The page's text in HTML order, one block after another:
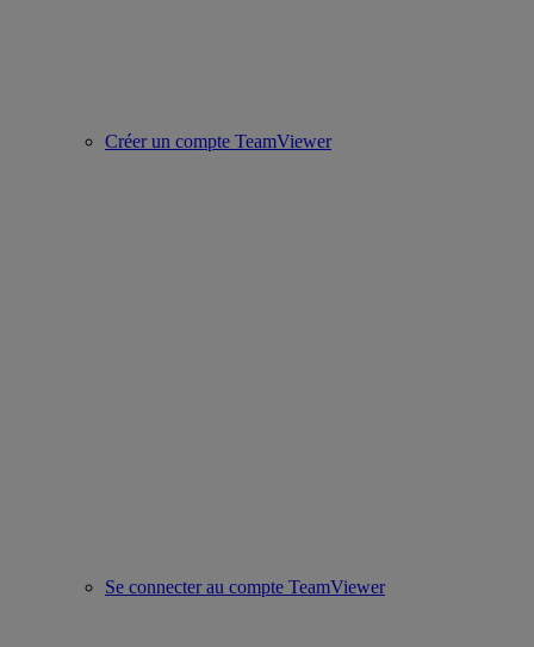
Créer un compte TeamViewer
Se connecter au compte TeamViewer